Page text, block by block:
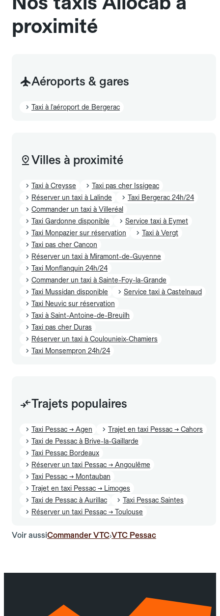
proximité
Aéroports & gares
Taxi à l'aéroport de Bergerac
Villes à proximité
Taxi à Creysse
Taxi pas cher Issigeac
Réserver un taxi à Lalinde
Taxi Bergerac 24h/24
Commander un taxi à Villeréal
Taxi Gardonne disponible
Service taxi à Eymet
Taxi Monpazier sur réservation
Taxi à Vergt
Taxi pas cher Cancon
Réserver un taxi à Miramont-de-Guyenne
Taxi Monflanquin 24h/24
Commander un taxi à Sainte-Foy-la-Grande
Taxi Mussidan disponible
Service taxi à Castelnaud
Taxi Neuvic sur réservation
Taxi à Saint-Antoine-de-Breuilh
Taxi pas cher Duras
Réserver un taxi à Coulounieix-Chamiers
Taxi Monsempron 24h/24
Trajets populaires
Taxi Pessac → Agen
Trajet en taxi Pessac → Cahors
Taxi de Pessac à Brive-la-Gaillarde
Taxi Pessac Bordeaux
Réserver un taxi Pessac → Angoulême
Taxi Pessac → Montauban
Trajet en taxi Pessac → Limoges
Taxi de Pessac à Aurillac
Taxi Pessac Saintes
Réserver un taxi Pessac → Toulouse
Voir aussiCommander VTC›VTC Pessac